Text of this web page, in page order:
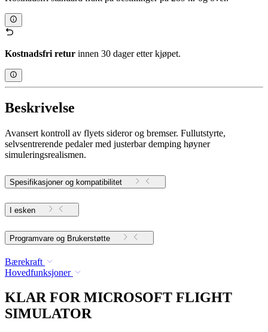
Kostnadsfri retur innen 30 dager etter kjøpet.
Beskrivelse
Avansert kontroll av flyets sideror og bremser. Fullutstyrte,
selvsentrerende pedaler med justerbar demping høyner
simuleringsrealismen.
Spesifikasjoner og kompatibilitet
I esken
Programvare og Brukerstøtte
Bærekraft
Hovedfunksjoner
KLAR FOR MICROSOFT FLIGHT
SIMULATOR